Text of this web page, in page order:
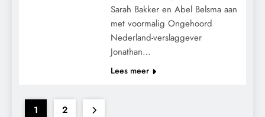
Sarah Bakker en Abel Belsma aan
met voormalig Ongehoord
Nederland-verslaggever
Jonathan…
Lees meer
1 2